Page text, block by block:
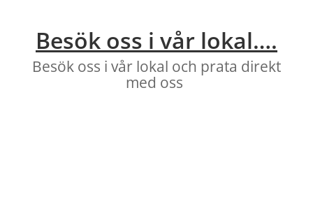
Besök oss i vår lokal….
Besök oss i vår lokal och prata direkt
med oss